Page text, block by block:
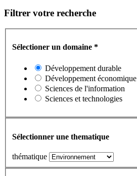
Filtrer votre recherche
Sélectioner un domaine *
Développement durable
Développement
Sciences de l'information
Sciences et technologies
Sélectionner une thematique
thématique